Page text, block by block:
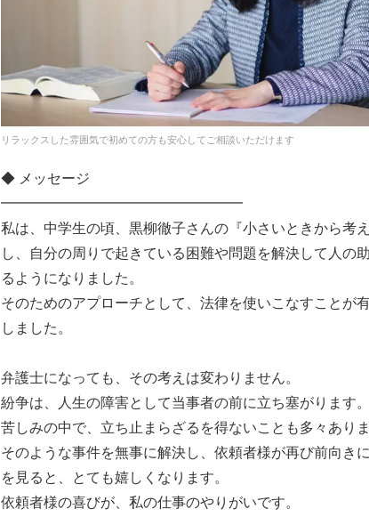
リラックスした雰囲気で初めての方も安心してご相談いただけます
◆ メッセージ
━━━━━━━━━━━━━━━━━
私は、中学生の頃、黒柳徹子さんの『小さいときから考
し、自分の周りで起きている困難や問題を解決して人の
るようになりました。
そのためのアプローチとして、法律を使いこなすことが
しました。
弁護士になっても、その考えは変わりません。
紛争は、人生の障害として当事者の前に立ち塞がります。
苦しみの中で、立ち止まらざるを得ないことも多々ありま
そのような事件を無事に解決し、依頼者様が再び前向き
を見ると、とても嬉しくなります。
依頼者様の喜びが、私の仕事のやりがいです。